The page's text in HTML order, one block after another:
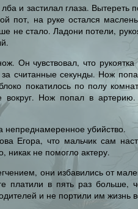
и застилал глаза. Вытереть
пот, на руке остался
не стало. Ладони потели,
Он чувствовал, что
считанные секунды. Нож
покатилось по полу
Нож попал в артерию.
непреднамеренное убийство.
Егора, что мальчик сам
никак не помогло актеру.
они избавились от
платили в пять раз больше,
и не портили им жизнь